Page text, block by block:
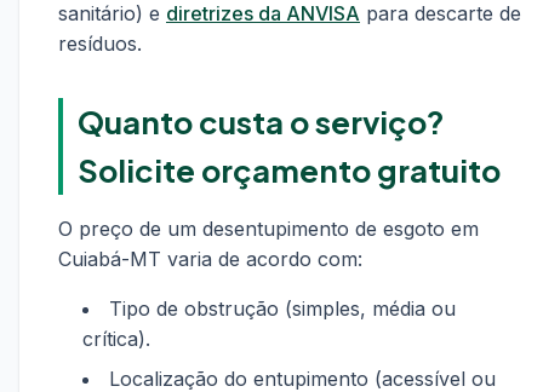
sanitário) e diretrizes da ANVISA para descarte de
resíduos.
Quanto custa o serviço?
Solicite orçamento gratuito
O preço de um desentupimento de esgoto em
Cuiabá-MT varia de acordo com:
Tipo de obstrução (simples, média ou
crítica).
Localização do entupimento (acessível ou